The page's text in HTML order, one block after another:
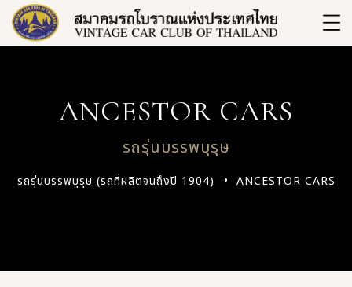
ANCESTOR CARS
รถรุ่นบรรพบุรุษ
รถรุ่นบรรพบุรุษ (รถที่ผลิตจนถึงปี 1904) ANCESTOR CARS